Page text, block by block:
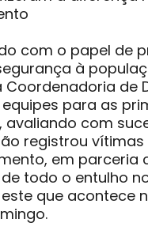
com o papel de
à
Coordenadoria de
para as
avaliando com
registrou vítimas
em parceria
todo o entulho
que acontece